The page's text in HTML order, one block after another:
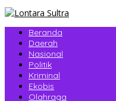
Beranda
Daerah
Nasional
Politik
Kriminal
Ekobis
Olahraga